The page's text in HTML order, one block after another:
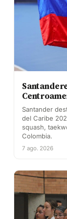
Santander
del Caribe
squash,
Colombia.
7 ago. 2026